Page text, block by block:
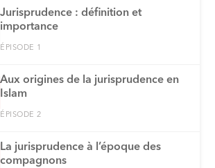
Jurisprudence : définition et
importance
ÉPISODE 1
Aux origines de la jurisprudence en
Islam
ÉPISODE 2
La jurisprudence à l’époque des
compagnons